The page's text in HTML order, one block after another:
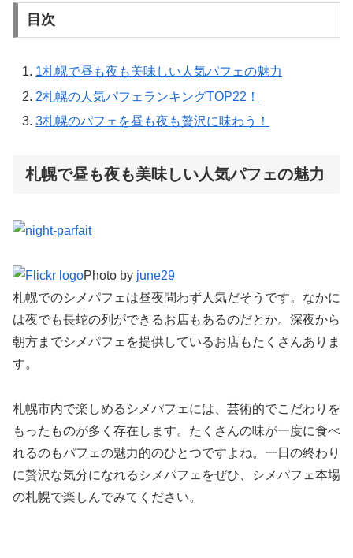
目次
1札幌で昼も夜も美味しい人気パフェの魅力
2札幌の人気パフェランキングTOP22！
3札幌のパフェを昼も夜も贅沢に味わう！
札幌で昼も夜も美味しい人気パフェの魅力
Photo by june29
札幌でのシメパフェは昼夜問わず人気だそうです。なかに
は夜でも長蛇の列ができるお店もあるのだとか。深夜から
朝方までシメパフェを提供しているお店もたくさんありま
す。
札幌市内で楽しめるシメパフェには、芸術的でこだわりを
もったものが多く存在します。たくさんの味が一度に食べ
れるのもパフェの魅力的のひとつですよね。一日の終わり
に贅沢な気分になれるシメパフェをぜひ、シメパフェ本場
の札幌で楽しんでみてください。